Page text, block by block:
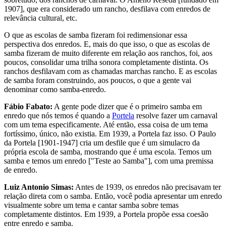
1907], que era considerado um rancho, desfilava com enredos de
relevância cultural, etc.
O que as escolas de samba fizeram foi redimensionar essa
perspectiva dos enredos. E, mais do que isso, o que as escolas de
samba fizeram de muito diferente em relação aos ranchos, foi, aos
poucos, consolidar uma trilha sonora completamente distinta. Os
ranchos desfilavam com as chamadas marchas rancho. E as escolas
de samba foram construindo, aos poucos, o que a gente vai
denominar como samba-enredo.
Fábio Fabato: A gente pode dizer que é o primeiro samba em
enredo que nós temos é quando a Portela resolve fazer um carnaval
com um tema especificamente. Até então, essa coisa de um tema
fortíssimo, único, não existia. Em 1939, a Portela faz isso. O Paulo
da Portela [1901-1947] cria um desfile que é um simulacro da
própria escola de samba, mostrando que é uma escola. Temos um
samba e temos um enredo ["Teste ao Samba"], com uma premissa
de enredo.
Luiz Antonio Simas: Antes de 1939, os enredos não precisavam ter
relação direta com o samba. Então, você podia apresentar um enredo
visualmente sobre um tema e cantar samba sobre temas
completamente distintos. Em 1939, a Portela propõe essa coesão
entre enredo e samba.